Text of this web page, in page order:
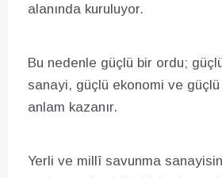
alanında kuruluyor.
Bu nedenle güçlü bir ordu;
sanayi, güçlü ekonomi ve
anlam kazanır.
Yerli ve millî savunma